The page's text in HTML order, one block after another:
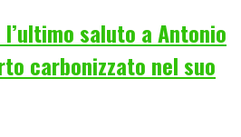
saluto a Antonio
carbonizzato nel suo